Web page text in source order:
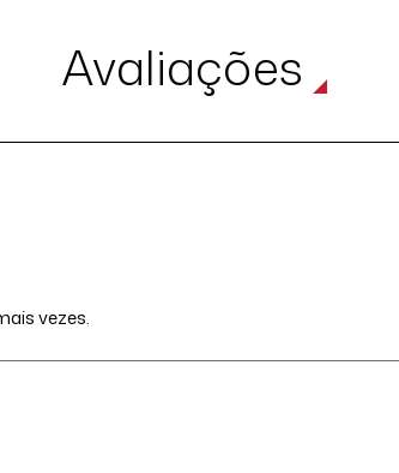
Avaliações
vezes.